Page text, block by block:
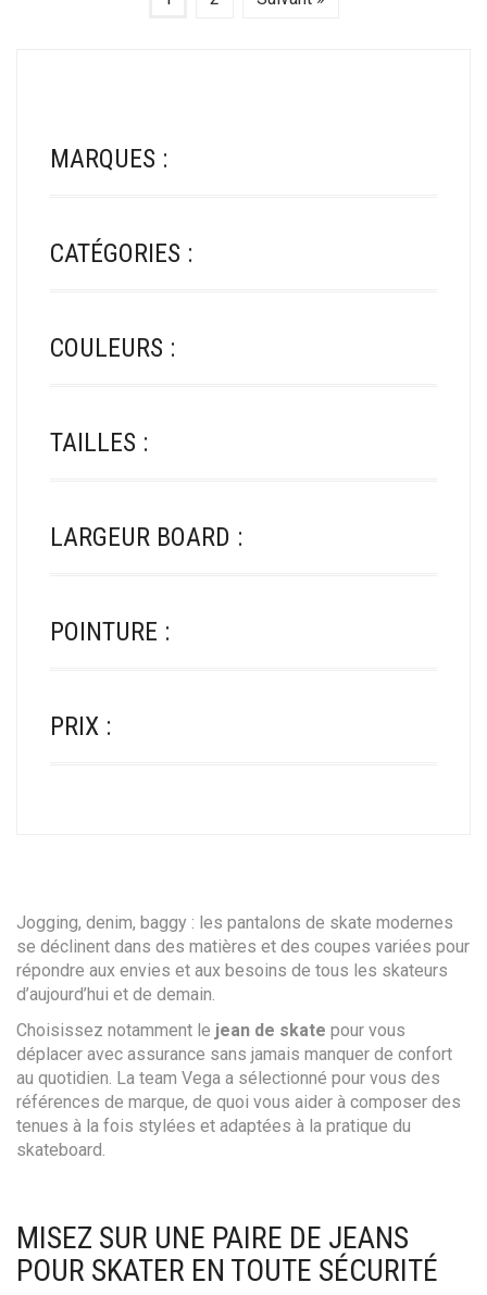
LES
MARQUES :
CATÉGORIES :
COULEURS :
TAILLES :
LARGEUR BOARD :
POINTURE :
PRIX :
Jogging, denim, baggy : les pantalons de skate modernes
se déclinent dans des matières et des coupes variées pour
répondre aux envies et aux besoins de tous les skateurs
d’aujourd’hui et de demain.
Choisissez notamment le jean de skate pour vous
déplacer avec assurance sans jamais manquer de confort
au quotidien. La team Vega a sélectionné pour vous des
références de marque, de quoi vous aider à composer des
tenues à la fois stylées et adaptées à la pratique du
skateboard.
MISEZ SUR UNE PAIRE DE JEANS
POUR SKATER EN TOUTE SÉCURITÉ